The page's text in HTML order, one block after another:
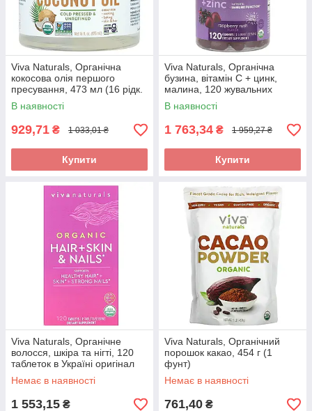
Viva Naturals, Органічна
кокосова олія першого
пресування, 473 мл (16 рідк.
Унций) в Украине оригінал
В наявності
929,71 ₴ 1 033,01 ₴
Купити
Viva Naturals, Органічна
бузина, вітамін C + цинк,
малина, 120 жувальних
таблеток в Україні оригінал
В наявності
1 763,34 ₴ 1 959,27 ₴
Купити
Viva Naturals, Органічне
волосся, шкіра та нігті, 120
таблеток в Україні оригінал
Немає в наявності
1 553,15 ₴
Viva Naturals, Органічний
порошок какао, 454 г (1
фунт)
Немає в наявності
761,40 ₴